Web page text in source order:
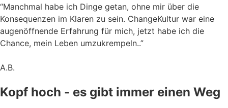
“Manchmal habe ich Dinge getan, ohne mir über die
Konsequenzen im Klaren zu sein. ChangeKultur war eine
augenöffnende Erfahrung für mich, jetzt habe ich die
Chance, mein Leben umzukrempeln..”
A.B.
Kopf hoch - es gibt immer einen Weg